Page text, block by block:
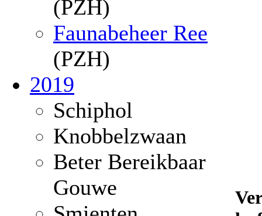
(PZH)
Faunabeheer Ree
(PZH)
2019
Schiphol
Knobbelzwaan
Beter Bereikbaar
Gouwe